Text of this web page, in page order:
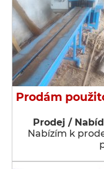
Prodám
Prodej /
Nabízím k